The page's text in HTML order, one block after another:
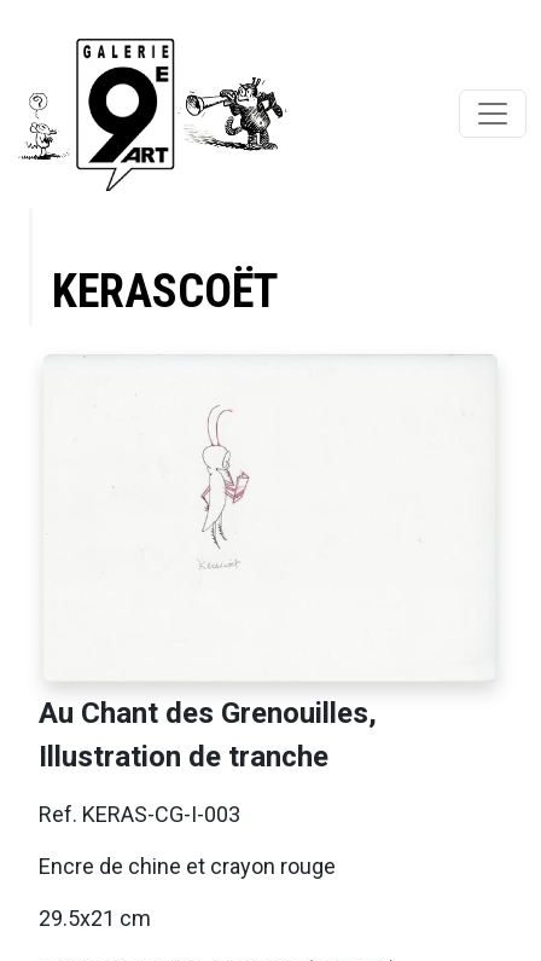
KERASCOËT
Au Chant des Grenouilles,
Illustration de tranche
Ref. KERAS-CG-I-003
Encre de chine et crayon rouge
29.5x21 cm